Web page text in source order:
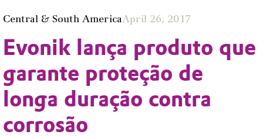
Central & South America April 26, 2017
Evonik lança produto que
garante proteção de
longa duração contra
corrosão